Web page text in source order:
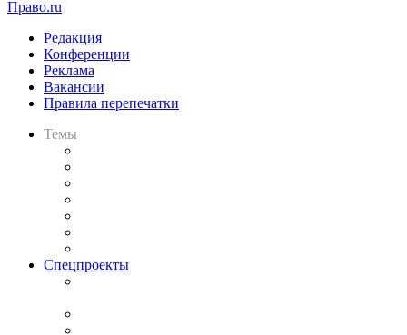
Право.ru
Редакция
Конференции
Реклама
Вакансии
Правила перепечатки
Темы
Спецпроекты